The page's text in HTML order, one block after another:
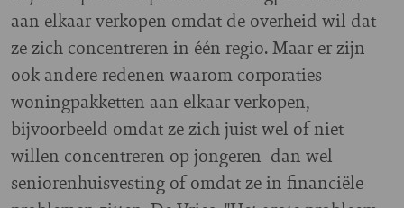
aan elkaar verkopen omdat de overheid wil dat
ze zich concentreren in één regio. Maar er zijn
ook andere redenen waarom corporaties
woningpakketten aan elkaar verkopen,
bijvoorbeeld omdat ze zich juist wel of niet
willen concentreren op jongeren- dan wel
seniorenhuisvesting of omdat ze in financiële